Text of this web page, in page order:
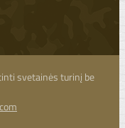
svetainės turinį be